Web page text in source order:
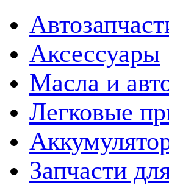
Аксессуары
Масла и
Легковые
Запчасти